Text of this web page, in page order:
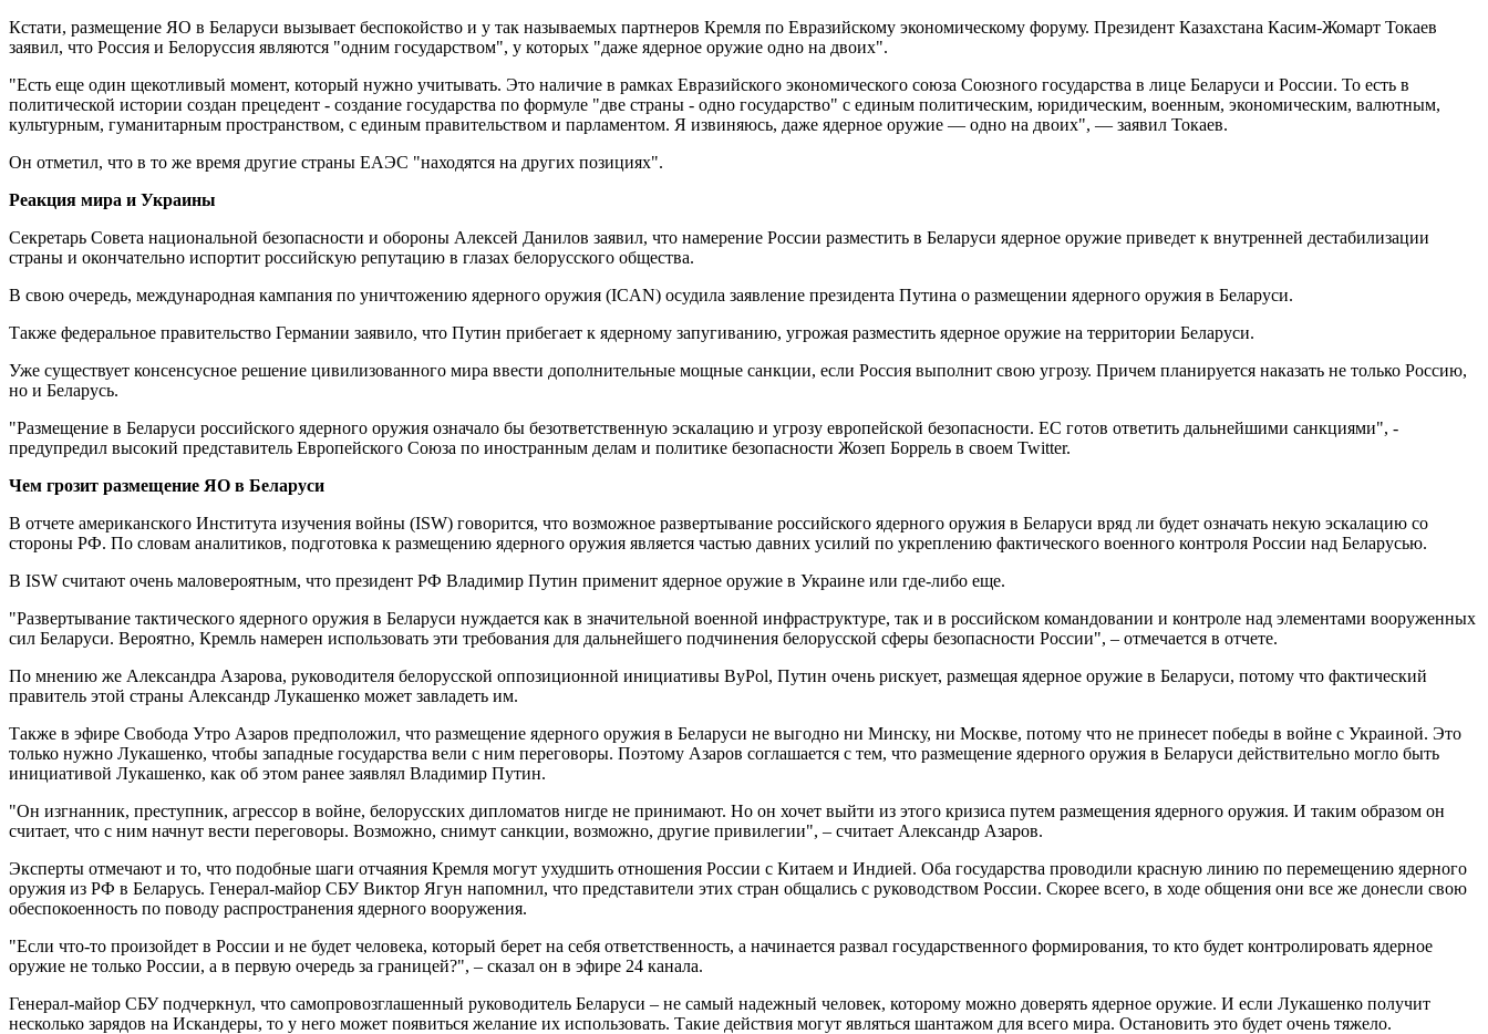
Кстати, размещение ЯО в Беларуси вызывает беспокойство и у так называемых партнеров Кремля по Евразийскому экономическому форуму. Президент Казахстана Касим-Жомарт Токаев
заявил, что Россия и Белоруссия являются "одним государством", у которых "даже ядерное оружие одно на двоих".
"Есть еще один щекотливый момент, который нужно учитывать. Это наличие в рамках Евразийского экономического союза Союзного государства в лице Беларуси и России. То есть в
политической истории создан прецедент - создание государства по формуле "две страны - одно государство" с единым политическим, юридическим, военным, экономическим, валютным,
культурным, гуманитарным пространством, с единым правительством и парламентом. Я извиняюсь, даже ядерное оружие — одно на двоих", — заявил Токаев.
Он отметил, что в то же время другие страны ЕАЭС "находятся на других позициях".
Реакция мира и Украины
Секретарь Совета национальной безопасности и обороны Алексей Данилов заявил, что намерение России разместить в Беларуси ядерное оружие приведет к внутренней дестабилизации
страны и окончательно испортит российскую репутацию в глазах белорусского общества.
В свою очередь, международная кампания по уничтожению ядерного оружия (ICAN) осудила заявление президента Путина о размещении ядерного оружия в Беларуси.
Также федеральное правительство Германии заявило, что Путин прибегает к ядерному запугиванию, угрожая разместить ядерное оружие на территории Беларуси.
Уже существует консенсусное решение цивилизованного мира ввести дополнительные мощные санкции, если Россия выполнит свою угрозу. Причем планируется наказать не только Россию,
но и Беларусь.
"Размещение в Беларуси российского ядерного оружия означало бы безответственную эскалацию и угрозу европейской безопасности. ЕС готов ответить дальнейшими санкциями", -
предупредил высокий представитель Европейского Союза по иностранным делам и политике безопасности Жозеп Боррель в своем Twitter.
Чем грозит размещение ЯО в Беларуси
В отчете американского Института изучения войны (ISW) говорится, что возможное развертывание российского ядерного оружия в Беларуси вряд ли будет означать некую эскалацию со
стороны РФ. По словам аналитиков, подготовка к размещению ядерного оружия является частью давних усилий по укреплению фактического военного контроля России над Беларусью.
В ISW считают очень маловероятным, что президент РФ Владимир Путин применит ядерное оружие в Украине или где-либо еще.
"Развертывание тактического ядерного оружия в Беларуси нуждается как в значительной военной инфраструктуре, так и в российском командовании и контроле над элементами вооруженных
сил Беларуси. Вероятно, Кремль намерен использовать эти требования для дальнейшего подчинения белорусской сферы безопасности России", – отмечается в отчете.
По мнению же Александра Азарова, руководителя белорусской оппозиционной инициативы ByPol, Путин очень рискует, размещая ядерное оружие в Беларуси, потому что фактический
правитель этой страны Александр Лукашенко может завладеть им.
Также в эфире Свобода Утро Азаров предположил, что размещение ядерного оружия в Беларуси не выгодно ни Минску, ни Москве, потому что не принесет победы в войне с Украиной. Это
только нужно Лукашенко, чтобы западные государства вели с ним переговоры. Поэтому Азаров соглашается с тем, что размещение ядерного оружия в Беларуси действительно могло быть
инициативой Лукашенко, как об этом ранее заявлял Владимир Путин.
"Он изгнанник, преступник, агрессор в войне, белорусских дипломатов нигде не принимают. Но он хочет выйти из этого кризиса путем размещения ядерного оружия. И таким образом он
считает, что с ним начнут вести переговоры. Возможно, снимут санкции, возможно, другие привилегии", – считает Александр Азаров.
Эксперты отмечают и то, что подобные шаги отчаяния Кремля могут ухудшить отношения России с Китаем и Индией. Оба государства проводили красную линию по перемещению ядерного
оружия из РФ в Беларусь. Генерал-майор СБУ Виктор Ягун напомнил, что представители этих стран общались с руководством России. Скорее всего, в ходе общения они все же донесли свою
обеспокоенность по поводу распространения ядерного вооружения.
"Если что-то произойдет в России и не будет человека, который берет на себя ответственность, а начинается развал государственного формирования, то кто будет контролировать ядерное
оружие не только России, а в первую очередь за границей?", – сказал он в эфире 24 канала.
Генерал-майор СБУ подчеркнул, что самопровозглашенный руководитель Беларуси – не самый надежный человек, которому можно доверять ядерное оружие. И если Лукашенко получит
несколько зарядов на Искандеры, то у него может появиться желание их использовать. Такие действия могут являться шантажом для всего мира. Остановить это будет очень тяжело.